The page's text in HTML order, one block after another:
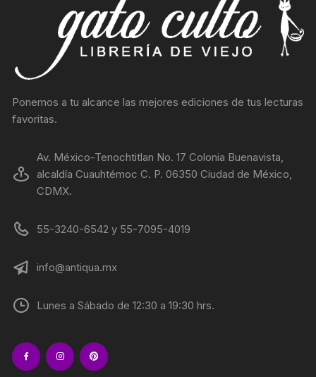
Ponemos a tu alcance las mejores ediciones de tus lecturas
favoritas.
Av. México-Tenochtitlan No. 17 Colonia Buenavista,
alcaldía Cuauhtémoc C. P. 06350 Ciudad de México,
CDMX.
55-3240-6542 y 55-7095-4019
info@antiqua.mx
Lunes a Sábado de 12:30 a 19:30 hrs.